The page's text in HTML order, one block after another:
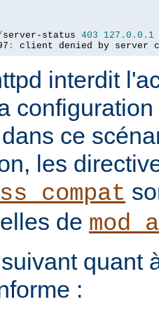
server-status 403 127.0 . 0.1
: client denied by server
interdit
ce
les
de
quant
: